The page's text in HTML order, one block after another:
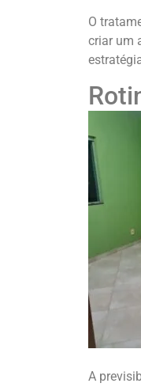
O
criar um
A